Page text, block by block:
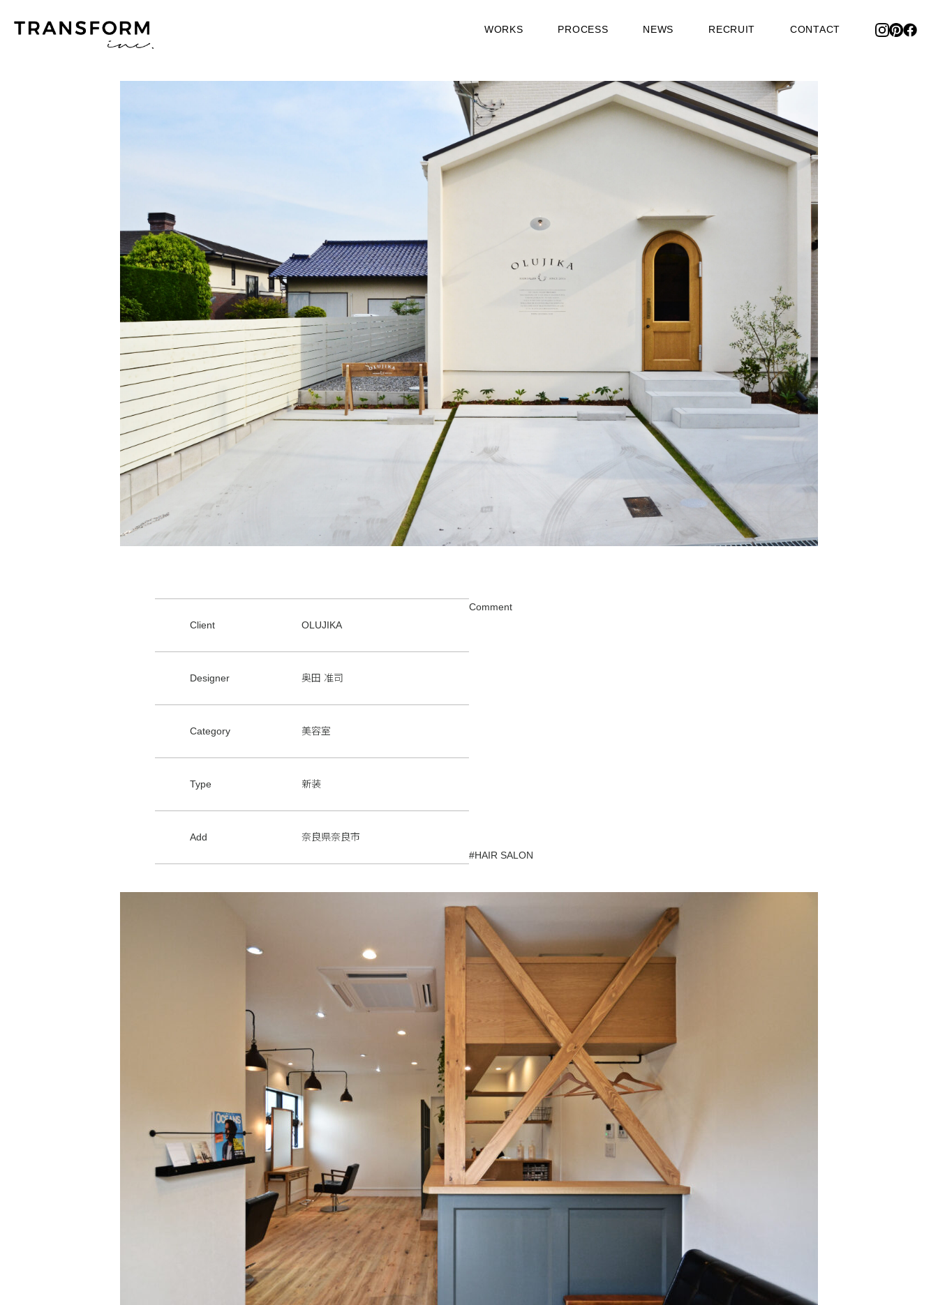
WORKS PROCESS NEWS RECRUIT CONTACT
Client OLUJIKA
Designer 奥田 准司
Category 美容室
Type 新装
Add 奈良県奈良市
Comment
#HAIR SALON